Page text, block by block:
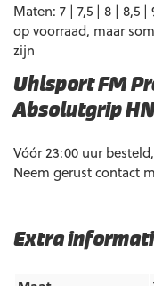
Extra
Maten: 7 | 7,5 | 8 | 8,5 |
op voorraad, maar
zijn
Uhlsport FM
Absolutgrip
Vóór 23:00 uur
Neem gerust contact